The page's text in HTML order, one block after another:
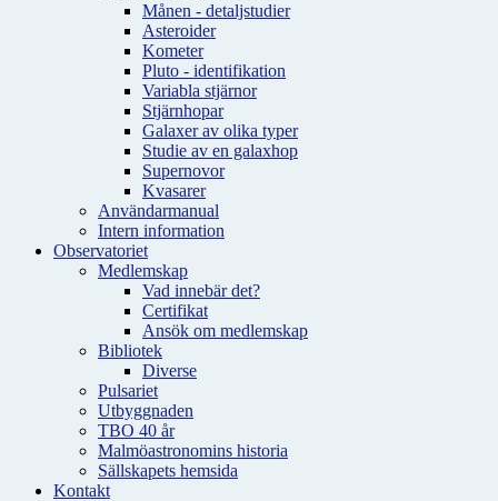
Månen - detaljstudier
Asteroider
Kometer
Pluto - identifikation
Variabla stjärnor
Stjärnhopar
Galaxer av olika typer
Studie av en galaxhop
Supernovor
Kvasarer
Användarmanual
Intern information
Observatoriet
Medlemskap
Vad innebär det?
Certifikat
Ansök om medlemskap
Bibliotek
Diverse
Pulsariet
Utbyggnaden
TBO 40 år
Malmöastronomins historia
Sällskapets hemsida
Kontakt